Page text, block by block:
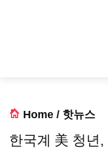
Home / 핫뉴스
한국계 美 청년